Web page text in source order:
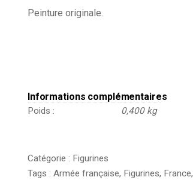
Française
-
Peinture originale.
Informations complémentaires
Poids 0,400 kg
Catégorie : Figurines
Tags : Armée française, Figurines, France,